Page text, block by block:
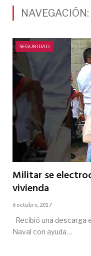
NAVEGACIÓN:
SEGURIDAD
Militar se
vivienda
6 octubre, 2017
Recibió una descarga
Naval con ayuda…